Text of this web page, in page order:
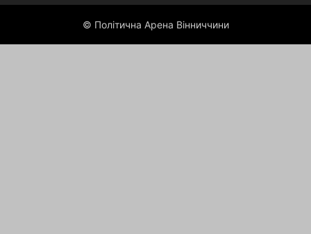
© Політична Арена Вінниччини